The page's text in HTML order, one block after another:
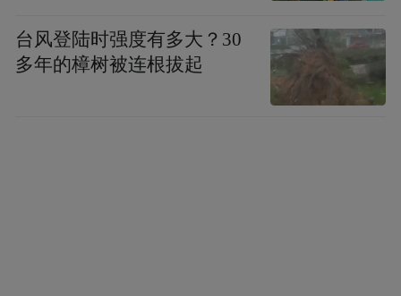
入的同时，将公司转向未知领域。（作者/陈
俊熹）
台风登陆时强度有多大？30
多年的樟树被连根拔起